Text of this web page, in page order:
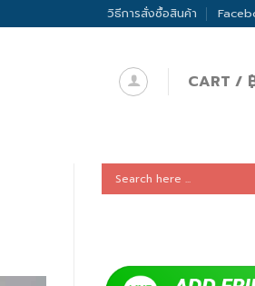
วิธีการสั่งซื้อสินค้า
CART /